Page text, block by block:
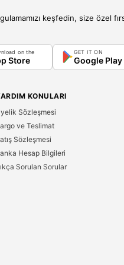
keşfedin, size özel
on the
Store
GET IT ON
Google Play
KONULARI
Sözleşmesi
ve Teslimat
Sözleşmesi
Hesap Bilgileri
Sorulan Sorular